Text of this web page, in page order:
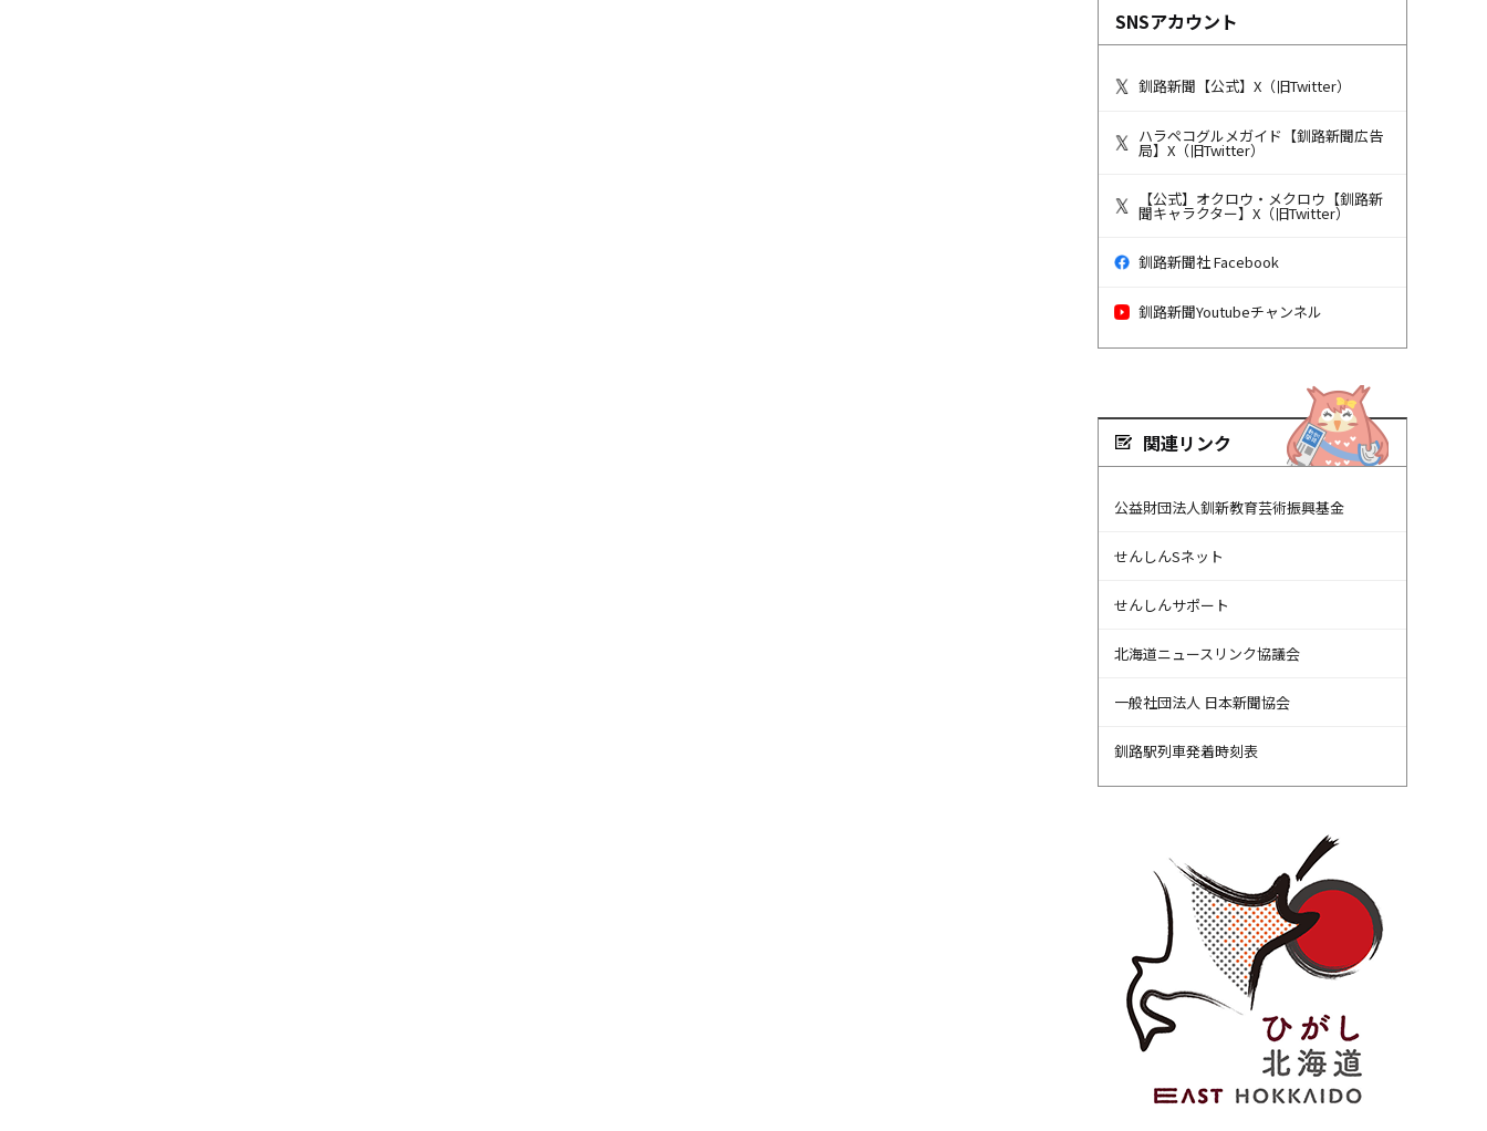
SNSアカウント
釧路新聞【公式】X（旧Twitter）
ハラペコグルメガイド【釧路新聞広告
局】X（旧Twitter）
【公式】オクロウ・メクロウ【釧路新
聞キャラクター】X（旧Twitter）
釧路新聞社 Facebook
釧路新聞Youtubeチャンネル
関連リンク
公益財団法人釧新教育芸術振興基金
せんしんSネット
せんしんサポート
北海道ニュースリンク協議会
一般社団法人 日本新聞協会
釧路駅列車発着時刻表